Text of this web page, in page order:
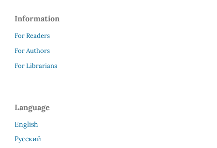
Information
For Readers
For Authors
For Librarians
Language
English
Русский